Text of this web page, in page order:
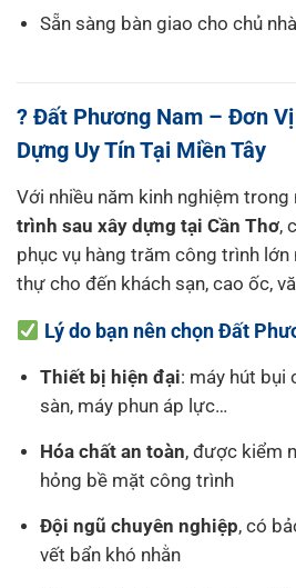
Sẵn sàng bàn giao cho chủ
? Đất Phương Nam – Đơn
Dựng Uy Tín Tại Miền Tây
Với nhiều năm kinh nghiệm trong
trình sau xây dựng tại Cần Thơ,
phục vụ hàng trăm công trình lớn
thự cho đến khách sạn, cao ốc,
Lý do bạn nên chọn Đất
Thiết bị hiện đại: máy hút bụi
sàn, máy phun áp lực…
Hóa chất an toàn, được kiểm
hỏng bề mặt công trình
Đội ngũ chuyên nghiệp, có
vết bẩn khó nhằn